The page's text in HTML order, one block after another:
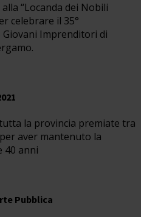
“Locanda dei Nobili
celebrare il 35°
Imprenditori di
la provincia premiate tra
aver mantenuto la
40 anni
Pubblica